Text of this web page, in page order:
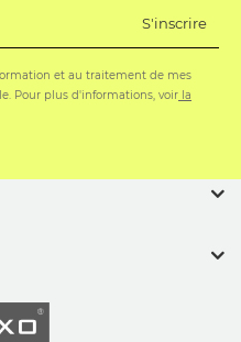
S'inscrire
et au traitement de mes
Pour plus d'informations, voir la